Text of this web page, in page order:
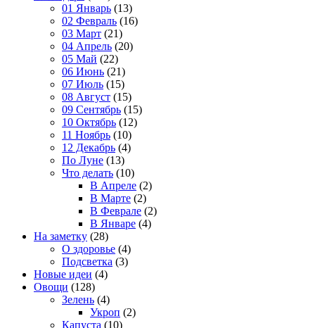
01 Январь (13)
02 Февраль (16)
03 Март (21)
04 Апрель (20)
05 Май (22)
06 Июнь (21)
07 Июль (15)
08 Август (15)
09 Сентябрь (15)
10 Октябрь (12)
11 Ноябрь (10)
12 Декабрь (4)
По Луне (13)
Что делать (10)
В Апреле (2)
В Марте (2)
В Феврале (2)
В Январе (4)
На заметку (28)
О здоровье (4)
Подсветка (3)
Новые идеи (4)
Овощи (128)
Зелень (4)
Укроп (2)
Капуста (10)